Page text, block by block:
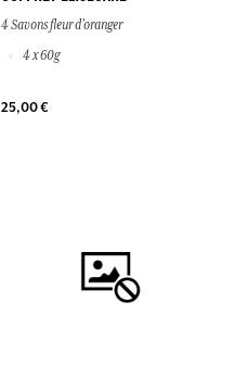
4 Savons fleur d’oranger
4 x 60g
25,00 €